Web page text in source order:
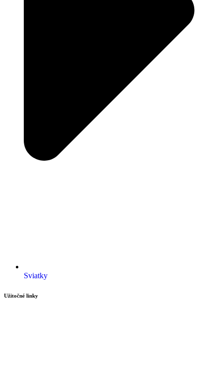
Sviatky
Užitočné linky